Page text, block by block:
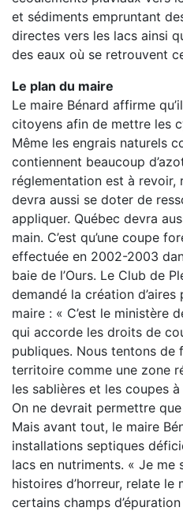
et sédiments empruntant
directes vers les lacs ainsi
des eaux où se retrouvent
Le plan du maire
Le maire Bénard affirme
citoyens afin de mettre les
Même les engrais naturels
contiennent beaucoup
réglementation est à revoir,
devra aussi se doter de
appliquer. Québec devra
main. C’est qu’une coupe
effectuée en 2002-2003
baie de l’Ours. Le Club de
demandé la création
maire : « C’est le ministère
qui accorde les droits de
publiques. Nous tentons de
territoire comme une zone
les sablières et les coupes
On ne devrait permettre
Mais avant tout, le maire
installations septiques
lacs en nutriments. « Je
histoires d’horreur, relate le
certains champs